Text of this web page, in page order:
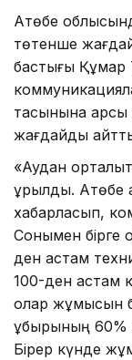
Ақтөбе
төтенше
бастығы Құмар
тасқынына
жағдайды
«Аудан
құрылды.
хабарласып,
Сонымен бірге
ден астам
100-ден астам
олар жұмысын
құбырының 60%
Бірер күнде